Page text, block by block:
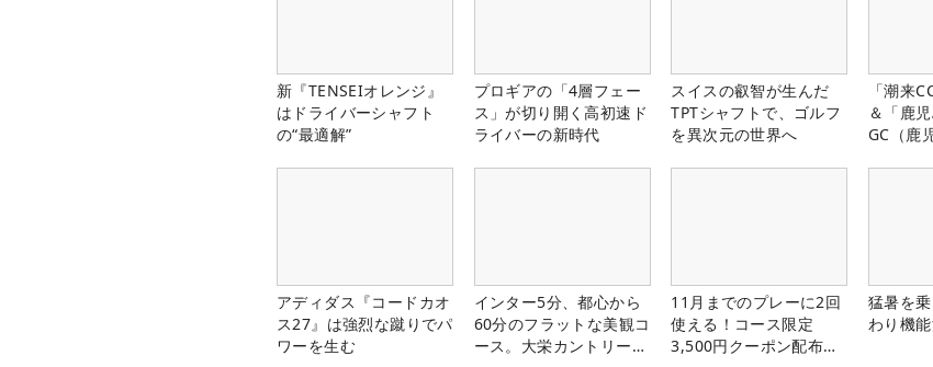
新『TENSEIオレンジ』
はドライバーシャフト
の“最適解”
プロギアの「4層フェー
ス」が切り開く高初速ド
ライバーの新時代
スイスの叡智が生んだ
TPTシャフトで、ゴルフ
を異次元の世界へ
「潮来
＆「鹿
GC（鹿
アディダス『コードカオ
ス27』は強烈な蹴りでパ
ワーを生む
インター5分、都心から
60分のフラットな美観コ
ース。大栄カントリー俱
11月までのプレーに2回
使える！コース限定
3,500円クーポン配布
猛暑を
わり機